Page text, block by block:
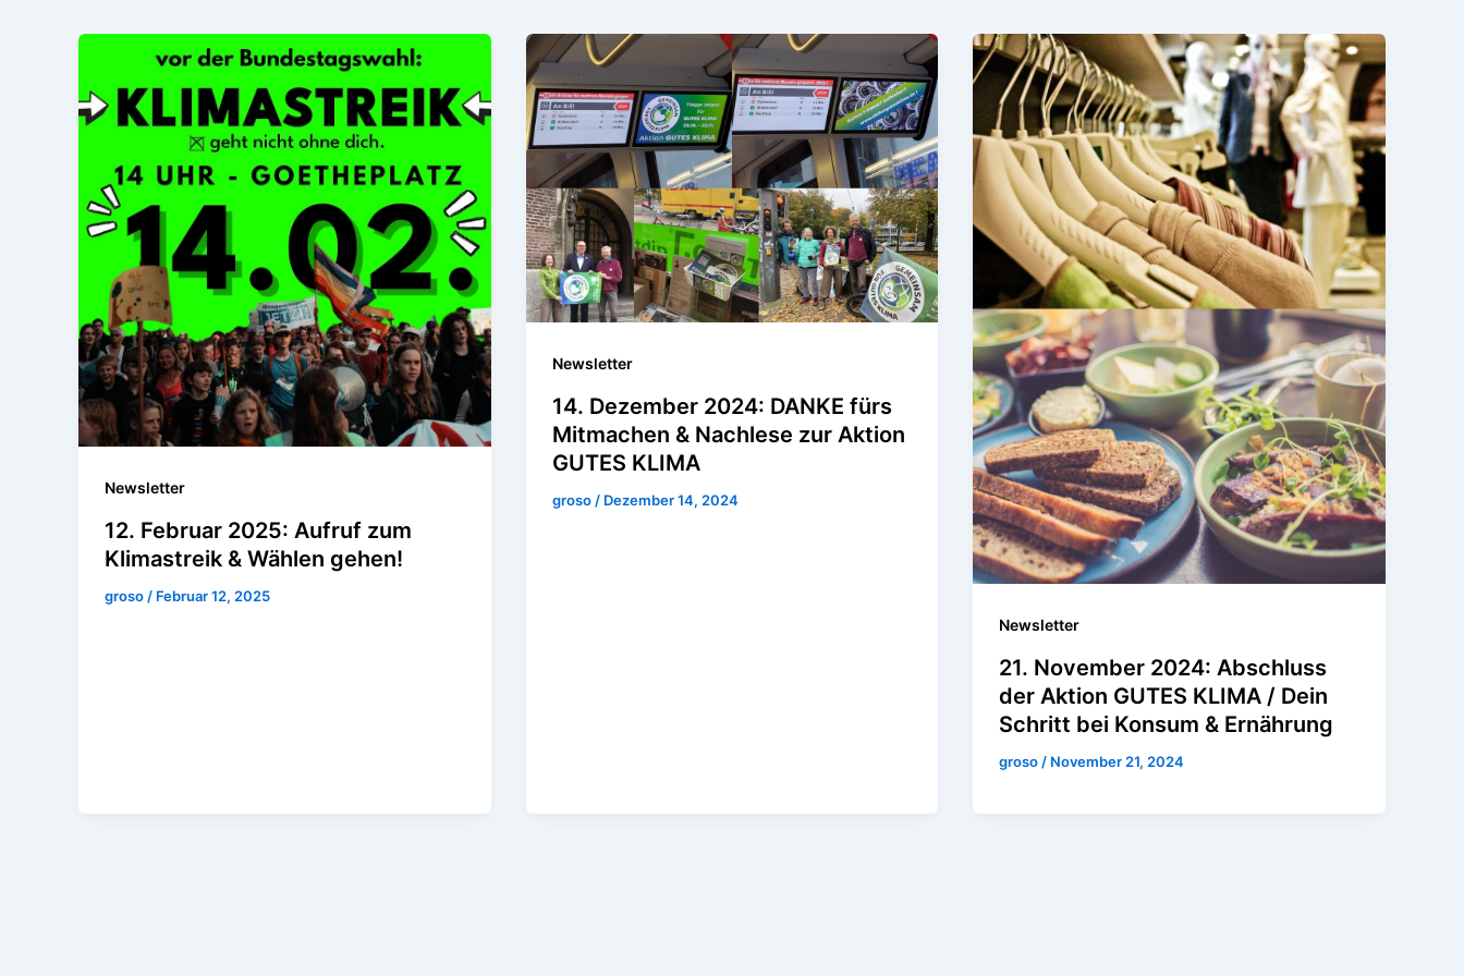
Newsletter
12. Februar 2025: Aufruf zum
Klimastreik & Wählen gehen!
groso / Februar 12, 2025
Newsletter
14. Dezember 2024: DANKE fürs
Mitmachen & Nachlese zur Aktion
GUTES KLIMA
groso/ Dezember 14, 2024
Newsletter
21. November 2024: Abschluss
der Aktion GUTES KLIMA / Dein
Schritt bei Konsum & Ernährung
groso / November 21, 2024